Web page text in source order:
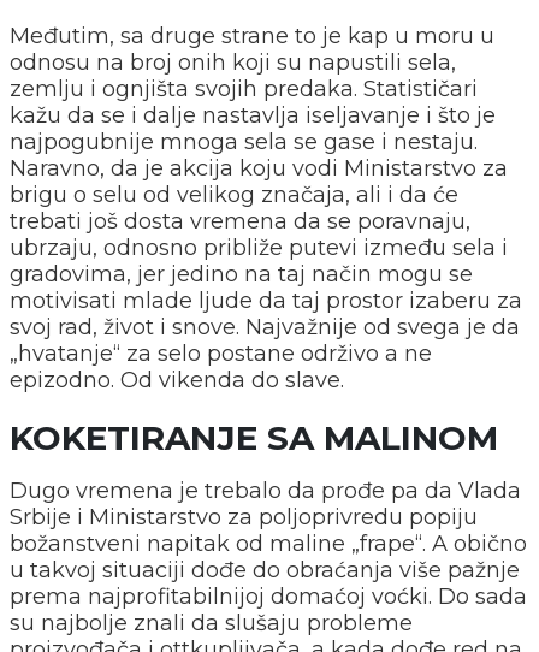
Međutim, sa druge strane to je kap u moru u
odnosu na broj onih koji su napustili sela,
zemlju i ognjišta svojih predaka. Statističari
kažu da se i dalje nastavlja iseljavanje i što je
najpogubnije mnoga sela se gase i nestaju.
Naravno, da je akcija koju vodi Ministarstvo za
brigu o selu od velikog značaja, ali i da će
trebati još dosta vremena da se poravnaju,
ubrzaju, odnosno približe putevi između sela i
gradovima, jer jedino na taj način mogu se
motivisati mlade ljude da taj prostor izaberu za
svoj rad, život i snove. Najvažnije od svega je da
„hvatanje“ za selo postane održivo a ne
epizodno. Od vikenda do slave.
KOKETIRANJE SA MALINOM
Dugo vremena je trebalo da prođe pa da Vlada
Srbije i Ministarstvo za poljoprivredu popiju
božanstveni napitak od maline „frape“. A obično
u takvoj situaciji dođe do obraćanja više pažnje
prema najprofitabilnijoj domaćoj voćki. Do sada
su najbolje znali da slušaju probleme